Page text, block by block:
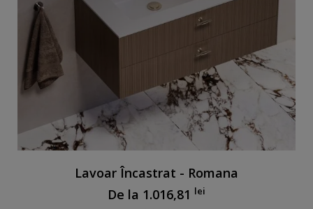
Lavoar Încastrat - Romana
De la 1.016,81 lei